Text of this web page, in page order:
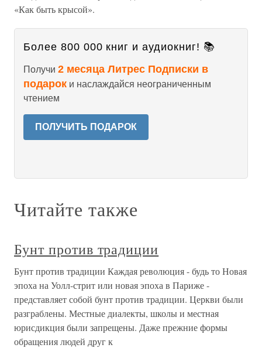
«Как быть крысой».
Более 800 000 книг и аудиокниг! 📚
Получи 2 месяца Литрес Подписки в
подарок и наслаждайся неограниченным
чтением
ПОЛУЧИТЬ ПОДАРОК
Читайте также
Бунт против традиции
Бунт против традиции Каждая революция - будь то Новая
эпоха на Уолл-стрит или новая эпоха в Париже -
представляет собой бунт против традиции. Церкви были
разграблены. Местные диалекты, школы и местная
юрисдикция были запрещены. Даже прежние формы
обращения людей друг к